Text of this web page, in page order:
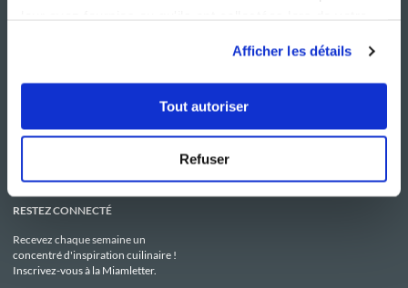
Afficher les détails
Tout autoriser
Refuser
Le Mag'
Boutique
C.G.U
Politique de confidentialité
Utilisation des Cookies
RESTEZ CONNECTÉ
Recevez chaque semaine un
concentré d'inspiration cuilinaire !
Inscrivez-vous à la Miamletter.